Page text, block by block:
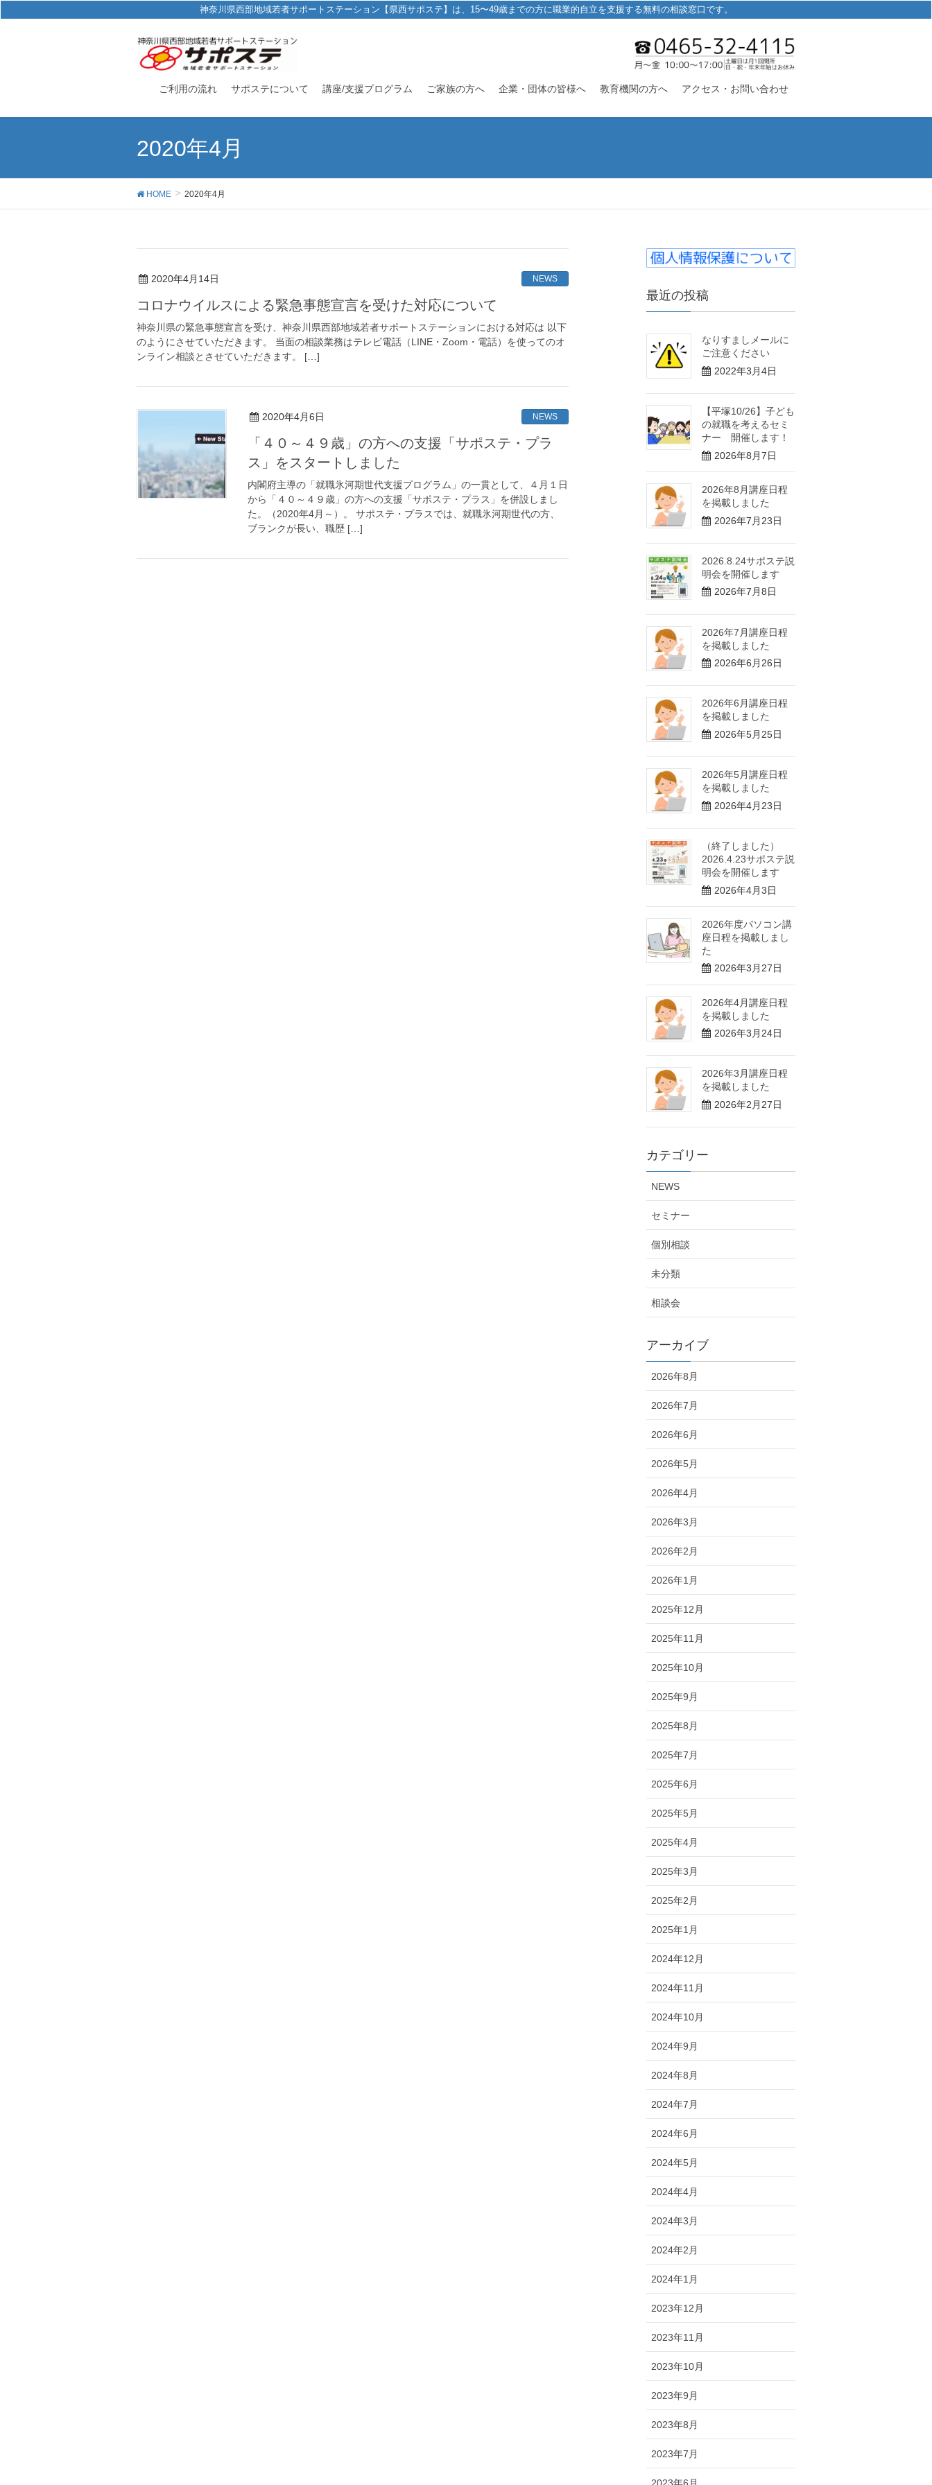
神奈川県西部地域若者サポートステーション【県西サポステ】は、15〜49歳までの方に職業的自立を支援する無料の相談窓口です。
ご利用の流れ サポステについて 講座/支援プログラム ご家族の方へ 企業・団体の皆様へ 教育機関の方へ アクセス・お問い合わせ
2020年4月
HOME 2020年4月
2020年4月14日 NEWS
コロナウイルスによる緊急事態宣言を受けた対応について
神奈川県の緊急事態宣言を受け、神奈川県西部地域若者サポートステーションにおける対応は 以下
のようにさせていただきます。 当面の相談業務はテレビ電話（LINE・Zoom・電話）を使ってのオ
ンライン相談とさせていただきます。 […]
2020年4月6日 NEWS
「４０～４９歳」の方への支援「サポステ・プラ
ス」をスタートしました
内閣府主導の「就職氷河期世代支援プログラム」の一貫として、４月１日
から「４０～４９歳」の方への支援「サポステ・プラス」を併設しまし
た。（2020年4月～）。 サポステ・プラスでは、就職氷河期世代の方、
ブランクが長い、職歴 […]
最近の投稿
なりすましメールに
ご注意ください
2022年3月4日
【平塚10/26】子ども
の就職を考えるセミ
ナー 開催します！
2026年8月7日
2026年8月講座日程
を掲載しました
2026年7月23日
2026.8.24サポステ説
明会を開催します
2026年7月8日
2026年7月講座日程
を掲載しました
2026年6月26日
2026年6月講座日程
を掲載しました
2026年5月25日
2026年5月講座日程
を掲載しました
2026年4月23日
（終了しました）
2026.4.23サポステ説
明会を開催します
2026年4月3日
2026年度パソコン講
座日程を掲載しまし
た
2026年3月27日
2026年4月講座日程
を掲載しました
2026年3月24日
2026年3月講座日程
を掲載しました
2026年2月27日
カテゴリー
NEWS
セミナー
個別相談
未分類
相談会
アーカイブ
2026年8月
2026年7月
2026年6月
2026年5月
2026年4月
2026年3月
2026年2月
2026年1月
2025年12月
2025年11月
2025年10月
2025年9月
2025年8月
2025年7月
2025年6月
2025年5月
2025年4月
2025年3月
2025年2月
2025年1月
2024年12月
2024年11月
2024年10月
2024年9月
2024年8月
2024年7月
2024年6月
2024年5月
2024年4月
2024年3月
2024年2月
2024年1月
2023年12月
2023年11月
2023年10月
2023年9月
2023年8月
2023年7月